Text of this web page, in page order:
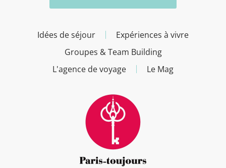
Idées de séjour
Expériences à vivre
Groupes & Team Building
L'agence de voyage
Le Mag